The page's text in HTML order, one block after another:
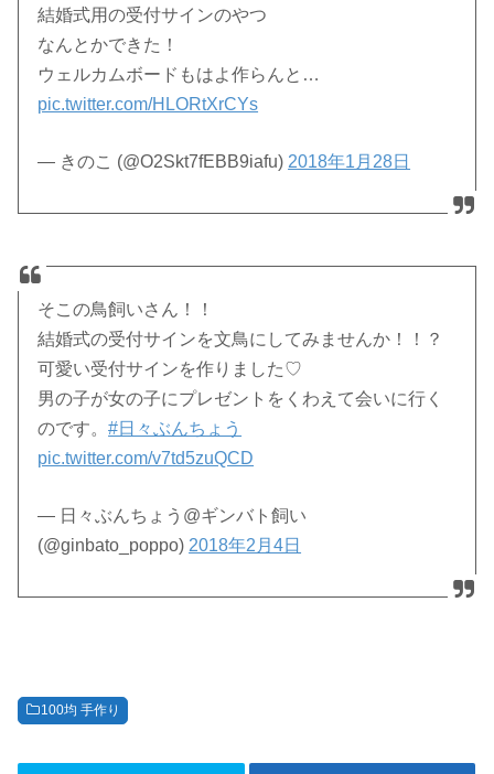
結婚式用の受付サインのやつ
なんとかできた！
ウェルカムボードもはよ作らんと…
pic.twitter.com/HLORtXrCYs
— きのこ (@O2Skt7fEBB9iafu) 2018年1月28日
そこの鳥飼いさん！！
結婚式の受付サインを文鳥にしてみませんか！！？
可愛い受付サインを作りました♡
男の子が女の子にプレゼントをくわえて会いに行く
のです。#日々ぶんちょう
pic.twitter.com/v7td5zuQCD
— 日々ぶんちょう@ギンバト飼い
(@ginbato_poppo) 2018年2月4日
100均 手作り